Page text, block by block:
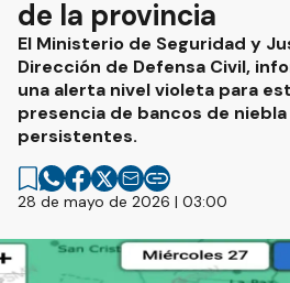
de la provincia
El Ministerio de Seguridad y
Dirección de Defensa Civil,
una alerta nivel violeta para
presencia de bancos de
persistentes.
28 de mayo de 2026 | 03:00